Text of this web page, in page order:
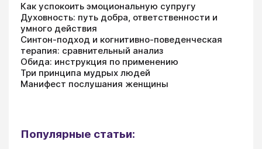
Как успокоить эмоциональную супругу
Духовность: путь добра, ответственности и
умного действия
Синтон-подход и когнитивно-поведенческая
терапия: сравнительный анализ
Обида: инструкция по применению
Три принципа мудрых людей
Манифест послушания женщины
Популярные статьи: